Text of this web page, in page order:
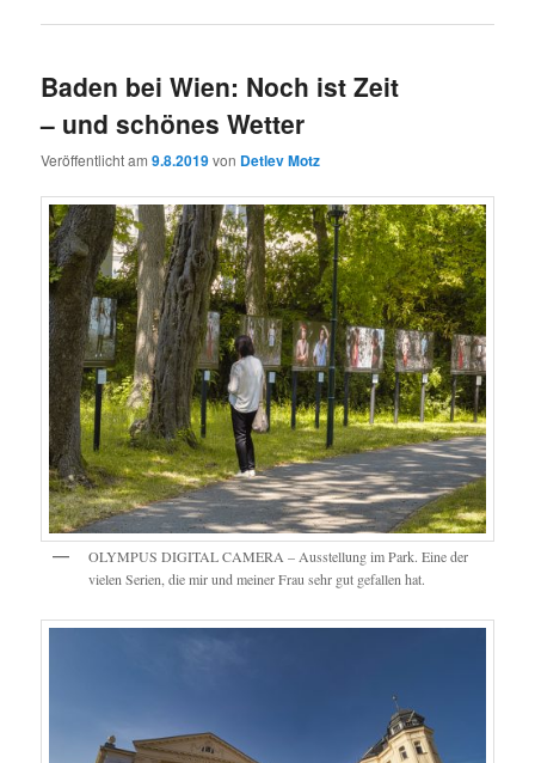
Baden bei Wien: Noch ist Zeit
– und schönes Wetter
Veröffentlicht am9.8.2019von Detlev Motz
OLYMPUS DIGITAL CAMERA – Ausstellung im Park. Eine der
vielen Serien, die mir und meiner Frau sehr gut gefallen hat.